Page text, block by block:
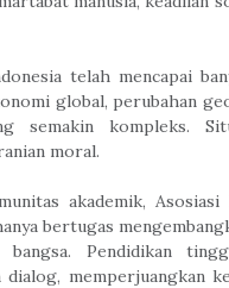
telah mencapai
global, perubahan
semakin kompleks.
moral.
akademik,
bertugas
Pendidikan
dialog, memperjuangkan